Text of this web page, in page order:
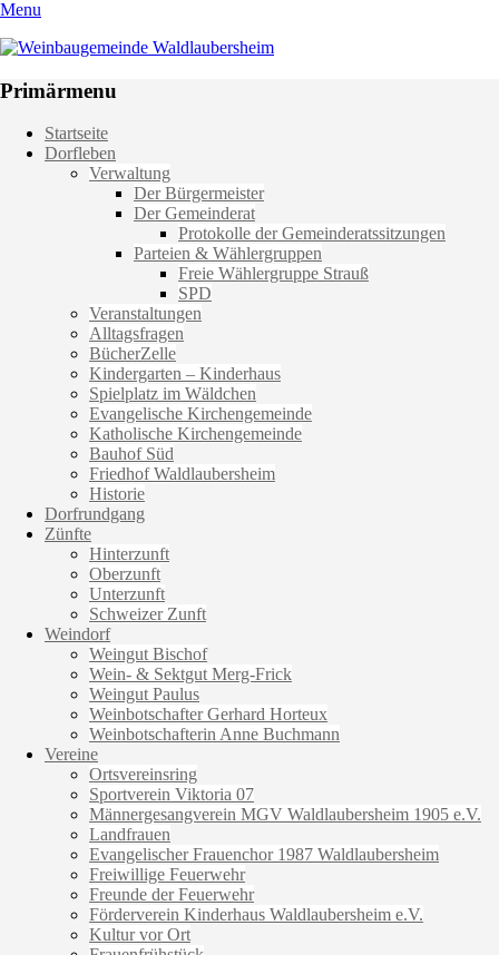
Menu
Weinbaugemeinde Waldlaubersheim
Primärmenu
Weiter
zum
Startseite
Dorfleben
Verwaltung
Der Bürgermeister
Der Gemeinderat
Protokolle der Gemeinderatssitzungen
Parteien & Wählergruppen
Freie Wählergruppe Strauß
SPD
Veranstaltungen
Alltagsfragen
BücherZelle
Kindergarten – Kinderhaus
Spielplatz im Wäldchen
Evangelische Kirchengemeinde
Katholische Kirchengemeinde
Bauhof Süd
Friedhof Waldlaubersheim
Historie
Dorfrundgang
Zünfte
Hinterzunft
Oberzunft
Unterzunft
Schweizer Zunft
Weindorf
Weingut Bischof
Wein- & Sektgut Merg-Frick
Weingut Paulus
Weinbotschafter Gerhard Horteux
Weinbotschafterin Anne Buchmann
Vereine
Ortsvereinsring
Sportverein Viktoria 07
Männergesangverein MGV Waldlaubersheim 1905 e.V.
Landfrauen
Evangelischer Frauenchor 1987 Waldlaubersheim
Freiwillige Feuerwehr
Freunde der Feuerwehr
Förderverein Kinderhaus Waldlaubersheim e.V.
Kultur vor Ort